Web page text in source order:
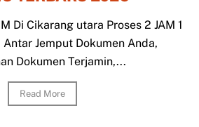
Di Cikarang utara Proses 2 JAM 1
Antar Jemput Dokumen Anda,
Dokumen Terjamin,...
Read More